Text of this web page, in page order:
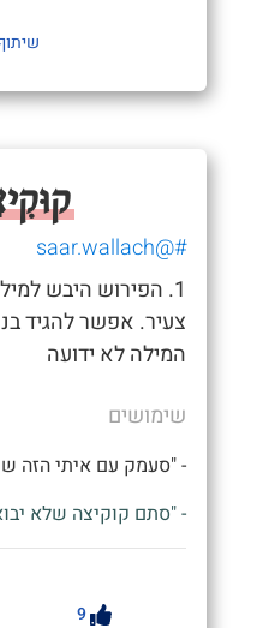
#@saar.wallach
1. הפירוש היבש
צעיר. אפשר להגיד
המילה לא ידועה
שימושים
- "סעמק עם איתי הזה
- "סתם קוקיצה שלא
9